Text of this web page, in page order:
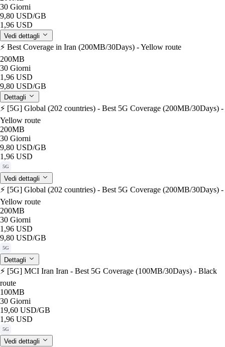
30 Giorni
9,80 USD/GB
1,96 USD
Vedi dettagli
⚡️ Best Coverage in Iran (200MB/30Days) - Yellow route
200MB
30 Giorni
1,96 USD
9,80 USD/GB
Dettagli
⚡️ [5G] Global (202 countries) - Best 5G Coverage (200MB/30Days) -
Yellow route
200MB
30 Giorni
9,80 USD/GB
1,96 USD
5G
Vedi dettagli
⚡️ [5G] Global (202 countries) - Best 5G Coverage (200MB/30Days) -
Yellow route
200MB
30 Giorni
1,96 USD
9,80 USD/GB
5G
Dettagli
⚡️ [5G] MCI Iran Iran - Best 5G Coverage (100MB/30Days) - Black
route
100MB
30 Giorni
19,60 USD/GB
1,96 USD
5G
Vedi dettagli